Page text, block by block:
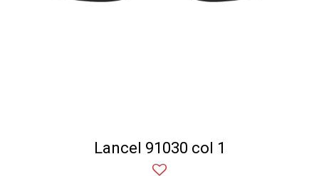
Lancel 91030 col 1